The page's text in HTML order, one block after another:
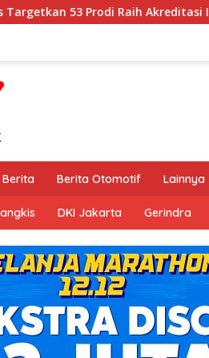
Akreditasi Internasional ACQUIN
Berita Otomotif Lainnya
DKI Jakarta Gerindra